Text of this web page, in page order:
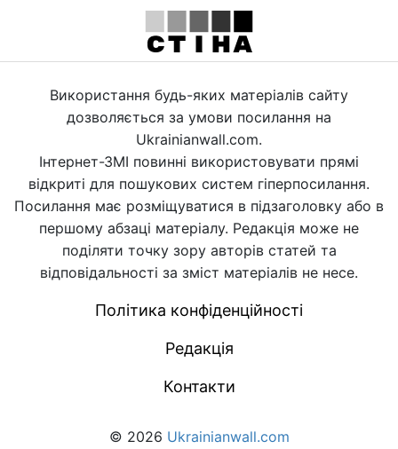
Використання будь-яких матеріалів сайту
дозволяється за умови посилання на
Ukrainianwall.com.
Інтернет-ЗМІ повинні використовувати прямі
відкриті для пошукових систем гіперпосилання.
Посилання має розміщуватися в підзаголовку або в
першому абзаці матеріалу. Редакція може не
поділяти точку зору авторів статей та
відповідальності за зміст матеріалів не несе.
Політика конфіденційності
Редакція
Контакти
© 2026 Ukrainianwall.com